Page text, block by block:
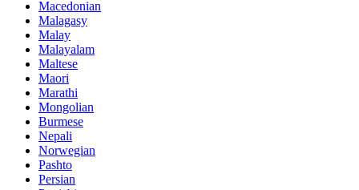
Macedonian
Malagasy
Malay
Malayalam
Maltese
Maori
Marathi
Mongolian
Burmese
Nepali
Norwegian
Pashto
Persian